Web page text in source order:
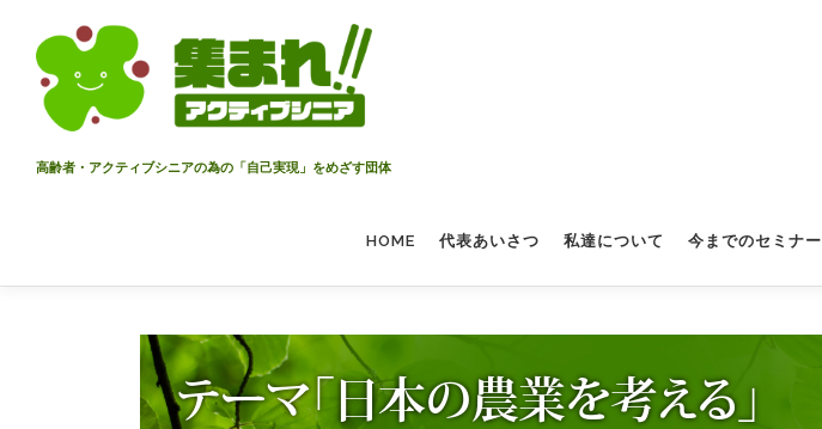
プ
高齢者・アクティブシニアの為の「自己実現」をめざす団体
HOME 代表あいさつ 私達について 今までのセミナー
テーマ「日本の農業を考える」